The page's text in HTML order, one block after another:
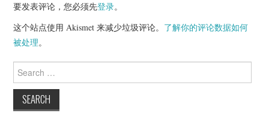
要发表评论，您必须先登录。
这个站点使用 Akismet 来减少垃圾评论。 了解你的评论数据如何
被处理。
Search
for: